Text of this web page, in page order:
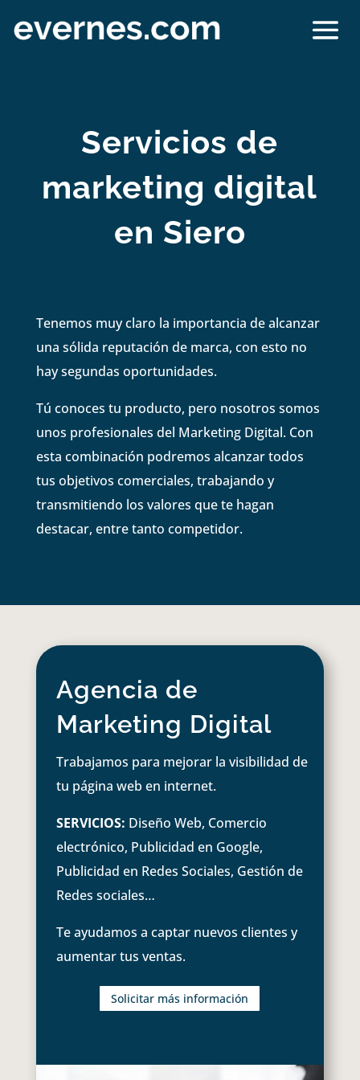
Servicios de
marketing digital
en Siero
Tenemos muy claro la importancia de alcanzar
una sólida reputación de marca, con esto no
hay segundas oportunidades.
Tú conoces tu producto, pero nosotros somos
unos profesionales del Marketing Digital. Con
esta combinación podremos alcanzar todos
tus objetivos comerciales, trabajando y
transmitiendo los valores que te hagan
destacar, entre tanto competidor.
Agencia de
Marketing Digital
Trabajamos para mejorar la visibilidad de
tu página web en internet.
SERVICIOS: Diseño Web, Comercio
electrónico, Publicidad en Google,
Publicidad en Redes Sociales, Gestión de
Redes sociales…
Te ayudamos a captar nuevos clientes y
aumentar tus ventas.
Solicitar más información